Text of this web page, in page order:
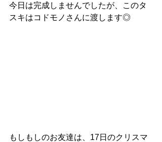
今日は完成しませんでしたが、このタ
スキはコドモノさんに渡します◎
もしもしのお友達は、17日のクリスマ